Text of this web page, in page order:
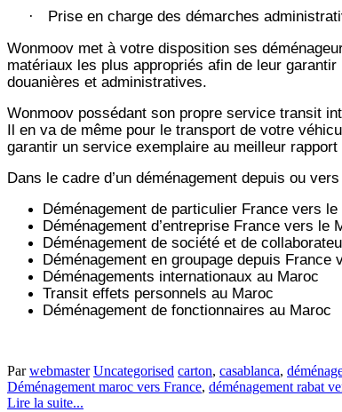
·
Prise en charge des démarches
Wonmoov met à votre disposition ses
matériaux les plus appropriés afin de leur
douanières et administratives.
Wonmoov possédant son propre service transit
Il en va de même pour le transport de votre
garantir un service exemplaire au meilleur
Dans le cadre d’un déménagement depuis ou
Déménagement de particulier France vers le
Déménagement d’entreprise France vers le
Déménagement de société et de
Déménagement en groupage depuis France
Déménagements internationaux au Maroc
Transit effets personnels au Maroc
Déménagement de fonctionnaires au Maroc
Parwebmaster Uncategorised carton, casablanca,
Déménagement maroc vers France, déménagement rabat
Lire la suite...